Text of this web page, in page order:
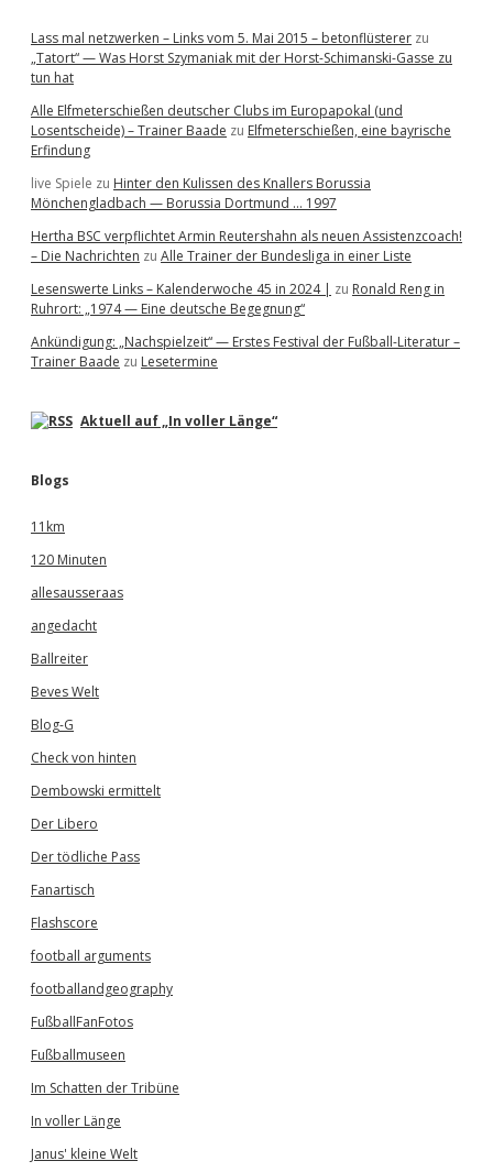
Lass mal netzwerken – Links vom 5. Mai 2015 – betonflüsterer zu
„Tatort“ — Was Horst Szymaniak mit der Horst-Schimanski-Gasse zu
tun hat
Alle Elfmeterschießen deutscher Clubs im Europapokal (und
Losentscheide) – Trainer Baade zu Elfmeterschießen, eine bayrische
Erfindung
live Spiele zu Hinter den Kulissen des Knallers Borussia
Mönchengladbach — Borussia Dortmund … 1997
Hertha BSC verpflichtet Armin Reutershahn als neuen Assistenzcoach!
– Die Nachrichten zu Alle Trainer der Bundesliga in einer Liste
Lesenswerte Links – Kalenderwoche 45 in 2024 | zu Ronald Reng in
Ruhrort: „1974 — Eine deutsche Begegnung“
Ankündigung: „Nachspielzeit“ — Erstes Festival der Fußball-Literatur –
Trainer Baade zu Lesetermine
Aktuell auf „In voller Länge“
Blogs
11km
120 Minuten
allesausseraas
angedacht
Ballreiter
Beves Welt
Blog-G
Check von hinten
Dembowski ermittelt
Der Libero
Der tödliche Pass
Fanartisch
Flashscore
football arguments
footballandgeography
FußballFanFotos
Fußballmuseen
Im Schatten der Tribüne
In voller Länge
Janus' kleine Welt